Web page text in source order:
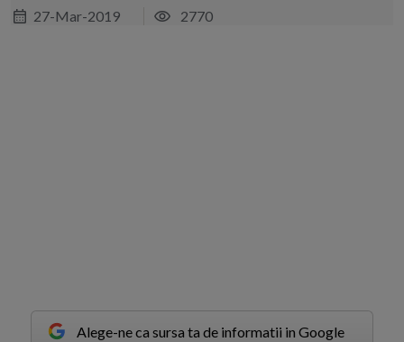
27-Mar-2019 2770
Alege-ne ca sursa ta de informatii in Google